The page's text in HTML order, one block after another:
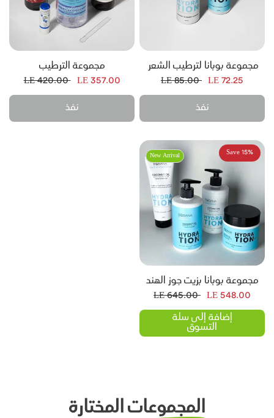
مجموعة بوبانا لترطيب الشعر
100 ملLE 85.00 LE 72.25
نفذ
مجموعة الترطيب
LE 420.00 LE 357.00
نفذ
Save 15%
مجموعة بوبانا بزيت جوز الهند
للإصلاح والترطيب
LE 645.00 LE 548.00
New Arrival
إضافة إلى سلة
التسوق
المجموعاتالمختارة